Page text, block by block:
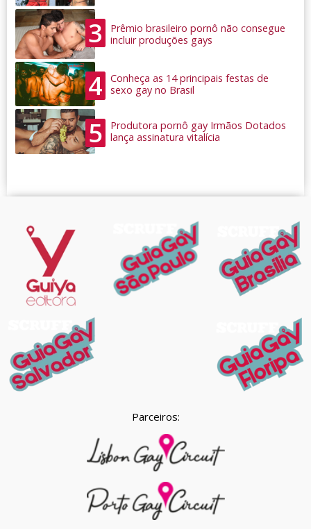
3
Prêmio brasileiro pornô não consegue
incluir produções gays
4
Conheça as 14 principais festas de
sexo gay no Brasil
5
Produtora pornô gay Irmãos Dotados
lança assinatura vitalícia
Parceiros: